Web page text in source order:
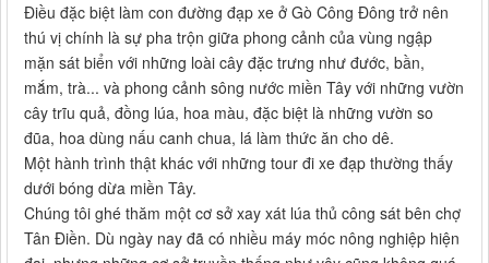
Điều đặc biệt làm con đường đạp xe ở Gò Công Đông trở nên
thú vị chính là sự pha trộn giữa phong cảnh của vùng ngập
mặn sát biển với những loài cây đặc trưng như đước, bần,
mắm, trà... và phong cảnh sông nước miền Tây với những vườn
cây trĩu quả, đồng lúa, hoa màu, đặc biệt là những vườn so
đũa, hoa dùng nấu canh chua, lá làm thức ăn cho dê.
Một hành trình thật khác với những tour đi xe đạp thường thấy
dưới bóng dừa miền Tây.
Chúng tôi ghé thăm một cơ sở xay xát lúa thủ công sát bên chợ
Tân Điền. Dù ngày nay đã có nhiều máy móc nông nghiệp hiện